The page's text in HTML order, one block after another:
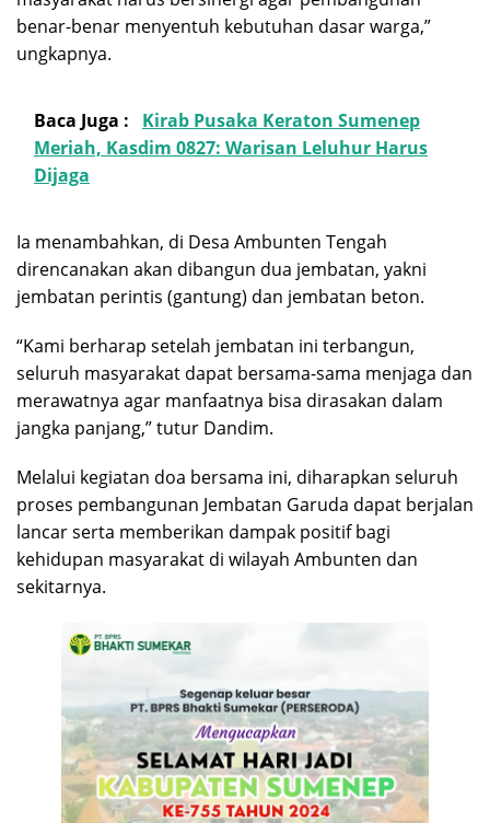
benar-benar menyentuh kebutuhan dasar warga,”
ungkapnya.
Baca Juga :
Kirab Pusaka Keraton Sumenep
Meriah, Kasdim 0827: Warisan Leluhur Harus
Dijaga
Ia menambahkan, di Desa Ambunten Tengah
direncanakan akan dibangun dua jembatan, yakni
jembatan perintis (gantung) dan jembatan beton.
“Kami berharap setelah jembatan ini terbangun,
seluruh masyarakat dapat bersama-sama menjaga dan
merawatnya agar manfaatnya bisa dirasakan dalam
jangka panjang,” tutur Dandim.
Melalui kegiatan doa bersama ini, diharapkan seluruh
proses pembangunan Jembatan Garuda dapat berjalan
lancar serta memberikan dampak positif bagi
kehidupan masyarakat di wilayah Ambunten dan
sekitarnya.